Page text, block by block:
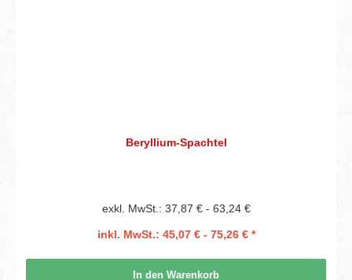
Beryllium-Spachtel
exkl. MwSt.: 37,87 € - 63,24 €
inkl. MwSt.: 45,07 € - 75,26 € *
In den Warenkorb